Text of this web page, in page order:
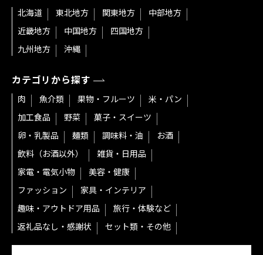
北海道 東北地方 関東地方
中部地方
近畿地方
中国地方
四国地方
九州地方
沖縄
カテゴリから探す
肉 魚介類 果物・フルーツ
米・パン
加工食品
野菜
菓子・スイーツ
卵・乳製品
麺類 調味料・油
お酒
飲料（お酒以外）
雑貨・日用品
家電・電気小物
美容・健康
ファッション
家具・インテリア
趣味・アウトドア用品
旅行・体験など
返礼品なし・感謝状
セット類・その他